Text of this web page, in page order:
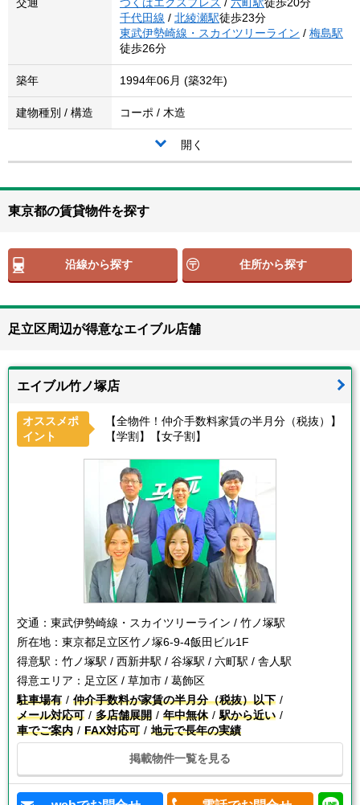
千代田線 / 北綾瀬駅徒歩23分
東武伊勢崎線・スカイツリーライン / 梅島駅
徒歩26分
築年 1994年06月 (築32年)
建物種別 / 構造 コーポ / 木造
開く
東京都の賃貸物件を探す
沿線から探す 住所から探す
足立区周辺が得意なエイブル店舗
エイブル竹ノ塚店
オススメポ
イント
【全物件！仲介手数料家賃の半月分（税抜）】
【学割】【女子割】
交通： 東武伊勢崎線・スカイツリーライン / 竹ノ塚駅
所在地： 東京都足立区竹ノ塚6-9-4飯田ビル1F
得意駅： 竹ノ塚駅 / 西新井駅 / 谷塚駅 / 六町駅 / 舎人駅
得意エリア： 足立区 / 草加市 / 葛飾区
駐車場有
仲介手数料が家賃の半月分（税抜）以下
メール対応可
多店舗展開 年中無休
駅から近い
車でご案内
FAX対応可 地元で長年の実績
掲載物件一覧を見る